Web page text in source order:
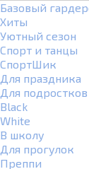
Базовый
Хиты
Уютный сезон
Спорт и танцы
СпортШик
Для праздника
Для подростков
Black
White
В школу
Для прогулок
Преппи